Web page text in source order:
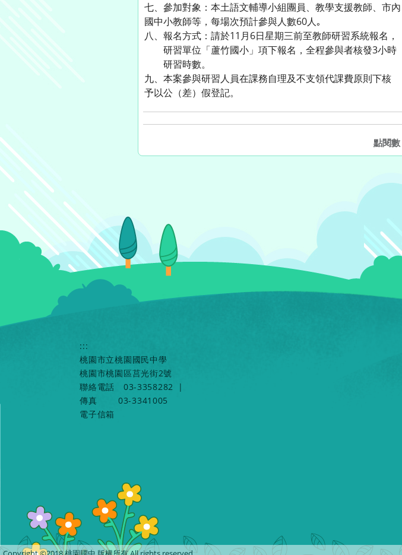
七、參加對象：本土語文輔導小組團員、教學支援教師、市內
國中小教師等，每場次預計參與人數60人｡
八、報名方式：請於11月6日星期三前至教師研習系統報名，
研習單位「蘆竹國小」項下報名，全程參與者核發3小時
研習時數。
九、本案參與研習人員在課務自理及不支領代課費原則下核
予以公（差）假登記。
點閱數
:::
桃園市立桃園國民中學
桃園市桃園區莒光街2號
聯絡電話
03-3358282
|
傳真
03-3341005
電子信箱